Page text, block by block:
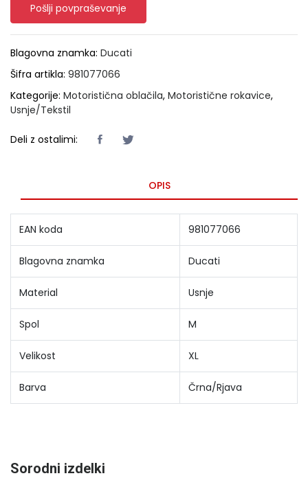
Pošlji povpraševanje
Blagovna znamka: Ducati
Šifra artikla: 981077066
Kategorije: Motoristična oblačila, Motoristične rokavice,
Usnje/Tekstil
Deli z ostalimi:
OPIS
EAN koda 981077066
Blagovna znamka Ducati
Material Usnje
Spol M
Velikost XL
Barva Črna/Rjava
Sorodni izdelki